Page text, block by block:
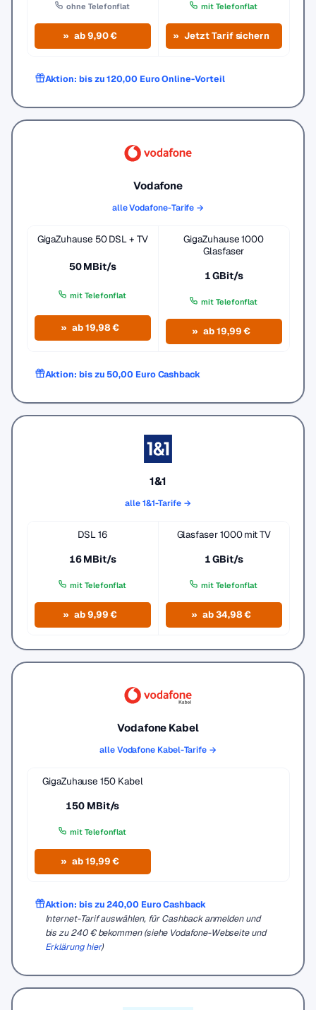
ohne Telefonflat
ab 9,90 €
mit Telefonflat
Jetzt Tarif sichern
Aktion: bis zu 120,00 Euro Online-Vorteil
Vodafone
alle Vodafone-Tarife →
GigaZuhause 50 DSL + TV
50 MBit/s
mit Telefonflat
ab 19,98 €
GigaZuhause 1000
Glasfaser
1 GBit/s
mit Telefonflat
ab 19,99 €
Aktion: bis zu 50,00 Euro Cashback
1&1
alle 1&1-Tarife →
DSL 16
16 MBit/s
mit Telefonflat
ab 9,99 €
Glasfaser 1000 mit TV
1 GBit/s
mit Telefonflat
ab 34,98 €
Vodafone Kabel
alle Vodafone Kabel-Tarife →
GigaZuhause 150 Kabel
150 MBit/s
mit Telefonflat
ab 19,99 €
Aktion: bis zu 240,00 Euro Cashback
Internet-Tarif auswählen, für Cashback anmelden und
bis zu 240 € bekommen (siehe Vodafone-Webseite und
Erklärung hier)